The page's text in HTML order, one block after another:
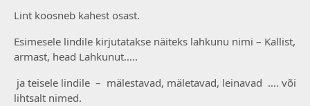
Lint koosneb kahest osast.
Esimesele lindile kirjutatakse näiteks lahkunu nimi – Kallist,
armast, head Lahkunut…..
ja teisele lindile – mälestavad, mäletavad, leinavad …. või
lihtsalt nimed.